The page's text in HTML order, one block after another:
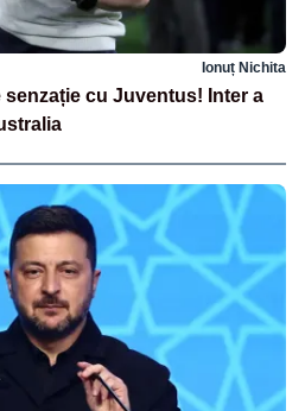
Ionuț Nichita
cu Juventus! Inter a